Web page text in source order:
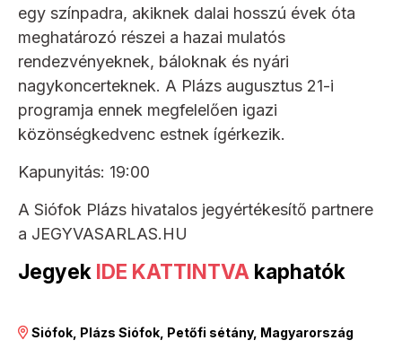
egy színpadra, akiknek dalai hosszú évek óta
meghatározó részei a hazai mulatós
rendezvényeknek, báloknak és nyári
nagykoncerteknek. A Plázs augusztus 21-i
programja ennek megfelelően igazi
közönségkedvenc estnek ígérkezik.
Kapunyitás: 19:00
A Siófok Plázs hivatalos jegyértékesítő partnere
a JEGYVASARLAS.HU
Jegyek IDE KATTINTVA kaphatók
Siófok, Plázs Siófok, Petőfi sétány, Magyarország